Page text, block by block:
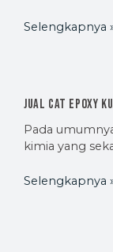
Selengkapnya
Jual Cat Epoxy
Pada
kimia yang
Selengkapnya